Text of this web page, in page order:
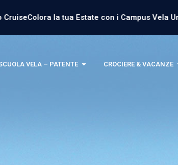
Colora la tua Estate con i Campus Vela
VELA – PATENTE CROCIERE & VACANZE